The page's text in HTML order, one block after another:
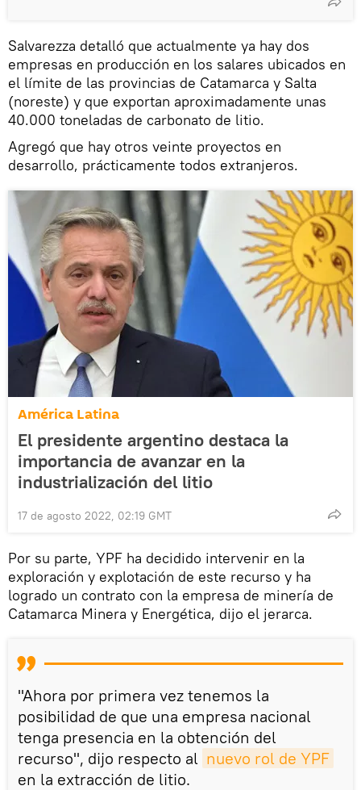
Salvarezza detalló que actualmente ya hay dos
empresas en producción en los salares ubicados en
el límite de las provincias de Catamarca y Salta
(noreste) y que exportan aproximadamente unas
40.000 toneladas de carbonato de litio.
Agregó que hay otros veinte proyectos en
desarrollo, prácticamente todos extranjeros.
América Latina
El presidente argentino destaca la
importancia de avanzar en la
industrialización del litio
17 de agosto 2022, 02:19 GMT
Por su parte, YPF ha decidido intervenir en la
exploración y explotación de este recurso y ha
logrado un contrato con la empresa de minería de
Catamarca Minera y Energética, dijo el jerarca.
"Ahora por primera vez tenemos la
posibilidad de que una empresa nacional
tenga presencia en la obtención del
recurso", dijo respecto al nuevo rol de YPF
en la extracción de litio.